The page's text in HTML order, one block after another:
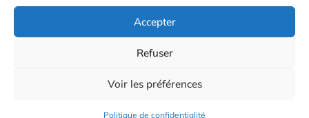
Accepter
Refuser
Voir les préférences
Politique de confidentialité
© 2026 Radio Calade